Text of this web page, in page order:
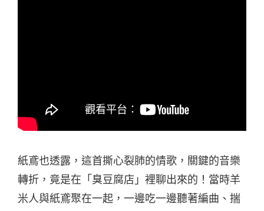
紙鳶也透露，這首撕心裂肺的情歌，關鍵的音樂
轉折，竟是在「臭豆腐店」裡聊出來的！當時羊
米人與紙鳶聚在一起，一邊吃一邊聽著編曲、揣